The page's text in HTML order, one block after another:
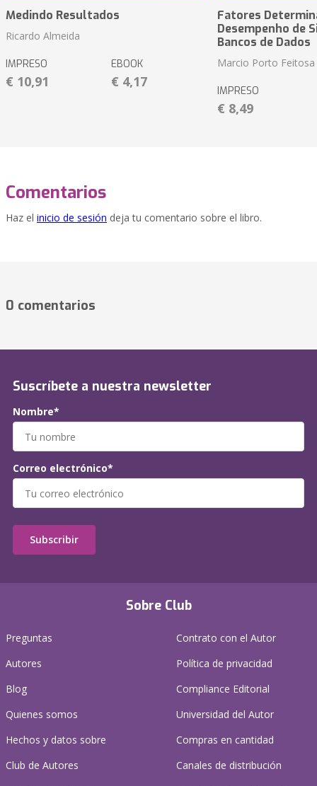
Medindo Resultados
Ricardo Almeida
IMPRESO
€ 10,91
EBOOK
€ 4,17
Fatores
Desempenho de
Bancos de Dados
Marcio Porto Feitosa
IMPRESO
€ 8,49
Comentarios
Haz el inicio de sesión deja tu comentario sobre el libro.
0 comentarios
Sobre Club
Preguntas
Autores
Blog
Quienes somos
Hechos y datos sobre
Club de Autores
Contrato con el Autor
Política de privacidad
Compliance Editorial
Universidad del Autor
Compras en cantidad
Canales de distribución
Suscríbete a nuestra newsletter
Nombre*
Correo electrónico*
Subscribir